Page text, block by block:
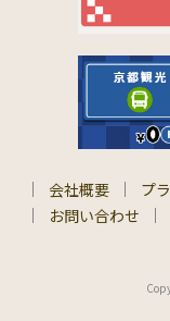
会社概要 プ
お問い合わせ